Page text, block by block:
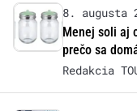
8. augusta
Menej soli aj
prečo sa
Redakcia